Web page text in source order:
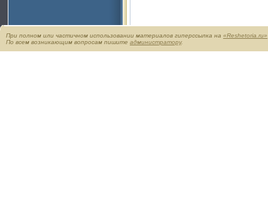
При полном или частичном использовании материалов гиперссылка на «Reshetoria.ru»
По всем возникающим вопросам пишите администратору.